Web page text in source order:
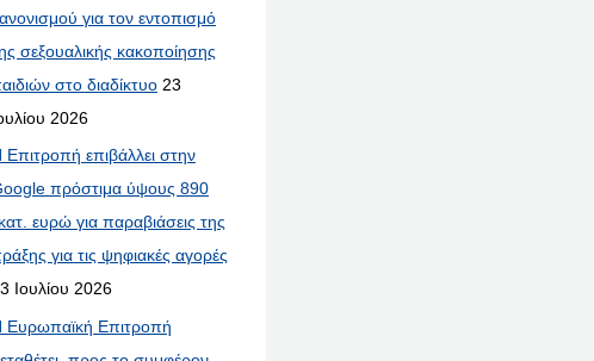
για τον εντοπισμό
σεξουαλικής κακοποίησης
στο διαδίκτυο 23
2026
Επιτροπή επιβάλλει στην
πρόστιμα ύψους 890
ευρώ για παραβιάσεις της
για τις ψηφιακές αγορές
Ιουλίου 2026
Ευρωπαϊκή Επιτροπή